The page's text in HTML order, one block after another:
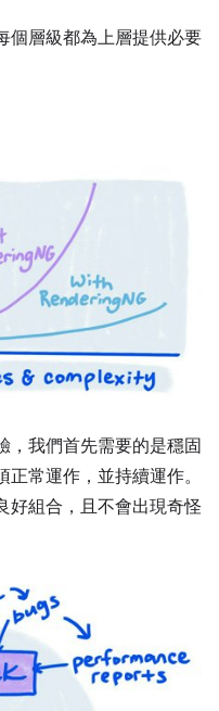
個層級都為上層提供必要
，我們首先需要的是穩固
常運作，並持續運作。
好組合，且不會出現奇怪